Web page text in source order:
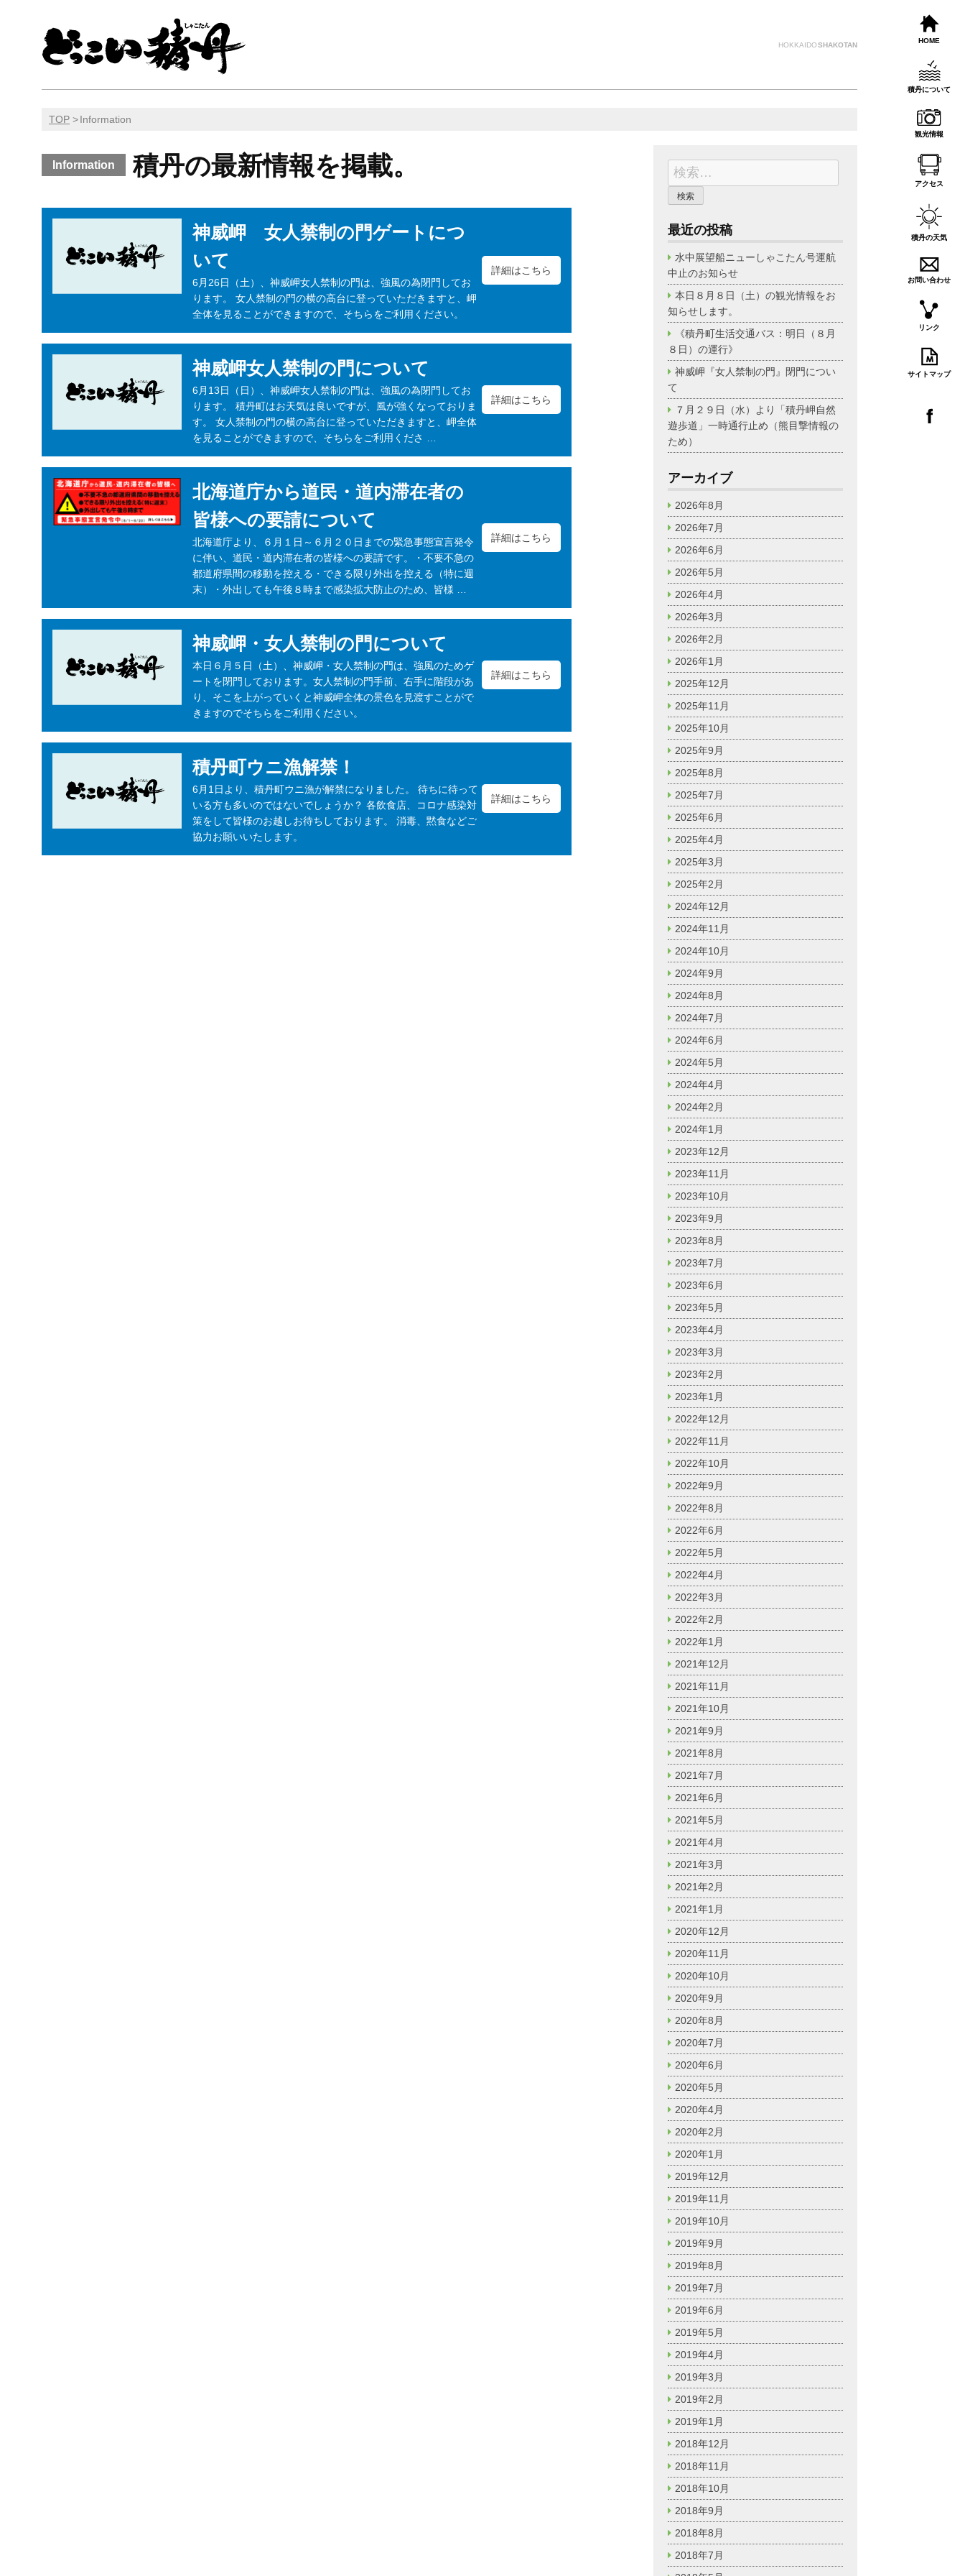
HOKKAIDOSHAKOTAN
HOME
積丹について
観光情報
アクセス
積丹の天気
お問い合わせ
リンク
サイトマップ
TOP Information
Information 積丹の最新情報を掲載。
神威岬 女人禁制の門ゲートにつ
いて
6月26日（土）、神威岬女人禁制の門は、強風の為閉門してお
ります。 女人禁制の門の横の高台に登っていただきますと、岬
全体を見ることができますので、そちらをご利用ください。
詳細はこちら
神威岬女人禁制の門について
6月13日（日）、神威岬女人禁制の門は、強風の為閉門してお
ります。 積丹町はお天気は良いですが、風が強くなっておりま
す。 女人禁制の門の横の高台に登っていただきますと、岬全体
を見ることができますので、そちらをご利用くださ …
詳細はこちら
北海道庁から道民・道内滞在者の
皆様への要請について
北海道庁より、６月１日～６月２０日までの緊急事態宣言発令
に伴い、道民・道内滞在者の皆様への要請です。・不要不急の
都道府県間の移動を控える・できる限り外出を控える（特に週
末）・外出しても午後８時まで感染拡大防止のため、皆様 …
詳細はこちら
神威岬・女人禁制の門について
本日６月５日（土）、神威岬・女人禁制の門は、強風のためゲ
ートを閉門しております。女人禁制の門手前、右手に階段があ
り、そこを上がっていくと神威岬全体の景色を見渡すことがで
きますのでそちらをご利用ください。
詳細はこちら
積丹町ウニ漁解禁！
6月1日より、積丹町ウニ漁が解禁になりました。 待ちに待って
いる方も多いのではないでしょうか？ 各飲食店、コロナ感染対
策をして皆様のお越しお待ちしております。 消毒、黙食などご
協力お願いいたします。
詳細はこちら
検
索:
最近の投稿
水中展望船ニューしゃこたん号運航
中止のお知らせ
本日８月８日（土）の観光情報をお
知らせします。
《積丹町生活交通バス：明日（８月
８日）の運行》
神威岬『女人禁制の門』閉門につい
て
７月２９日（水）より「積丹岬自然
遊歩道」一時通行止め（熊目撃情報の
ため）
アーカイブ
2026年8月
2026年7月
2026年6月
2026年5月
2026年4月
2026年3月
2026年2月
2026年1月
2025年12月
2025年11月
2025年10月
2025年9月
2025年8月
2025年7月
2025年6月
2025年4月
2025年3月
2025年2月
2024年12月
2024年11月
2024年10月
2024年9月
2024年8月
2024年7月
2024年6月
2024年5月
2024年4月
2024年2月
2024年1月
2023年12月
2023年11月
2023年10月
2023年9月
2023年8月
2023年7月
2023年6月
2023年5月
2023年4月
2023年3月
2023年2月
2023年1月
2022年12月
2022年11月
2022年10月
2022年9月
2022年8月
2022年6月
2022年5月
2022年4月
2022年3月
2022年2月
2022年1月
2021年12月
2021年11月
2021年10月
2021年9月
2021年8月
2021年7月
2021年6月
2021年5月
2021年4月
2021年3月
2021年2月
2021年1月
2020年12月
2020年11月
2020年10月
2020年9月
2020年8月
2020年7月
2020年6月
2020年5月
2020年4月
2020年2月
2020年1月
2019年12月
2019年11月
2019年10月
2019年9月
2019年8月
2019年7月
2019年6月
2019年5月
2019年4月
2019年3月
2019年2月
2019年1月
2018年12月
2018年11月
2018年10月
2018年9月
2018年8月
2018年7月